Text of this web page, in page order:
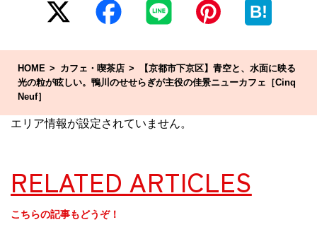
B!
HOME カフェ・喫茶店
【京都市下京区】青空と、水面に映る
光の粒が眩しい。鴨川のせせらぎが主役の佳景ニューカフェ［Cinq
Neuf］
エリア情報が設定されていません。
RELATED ARTICLES
こちらの記事もどうぞ！